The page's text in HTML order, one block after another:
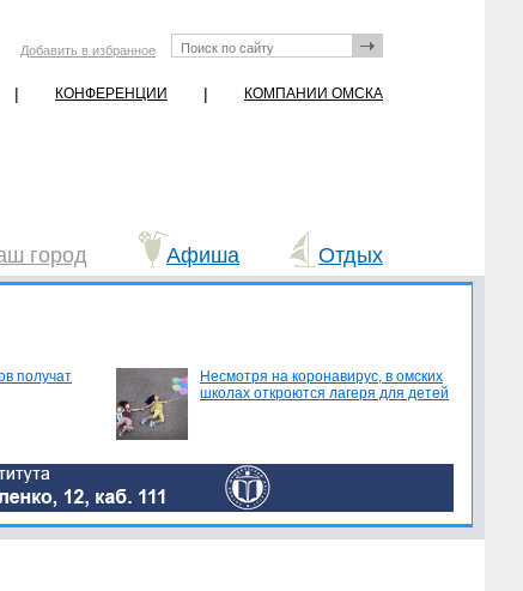
Добавить в избранное
| КОНФЕРЕНЦИИ | КОМПАНИИ ОМСКА
город Афиша Отдых
получат
Несмотря на коронавирус, в омских
школах откроются лагеря для детей